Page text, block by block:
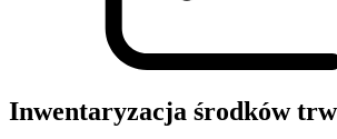
Inwentaryzacja środków